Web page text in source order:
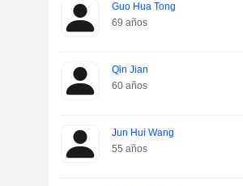
Guo Hua Tong
69 años
Qin Jian
60 años
Jun Hui Wang
55 años